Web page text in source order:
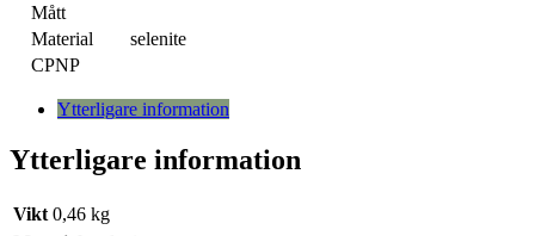
Mått
Material
selenite
CPNP
Ytterligare information
Ytterligare information
Vikt 0,46 kg